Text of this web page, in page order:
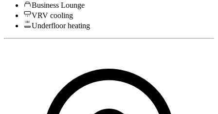
Business Lounge
VRV cooling
Underfloor heating